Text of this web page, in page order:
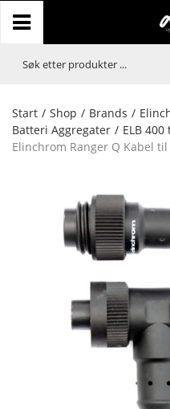
Start / Shop / Brands /
Batteri Aggregater / ELB
Elinchrom Ranger Q Kabel